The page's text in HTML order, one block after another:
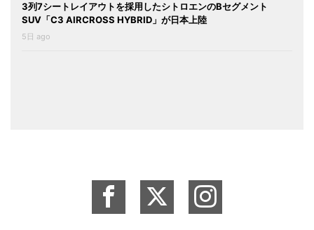
3列7シートレイアウトを採用したシトロエンのBセグメント
SUV「C3 AIRCROSS HYBRID」が日本上陸
5日 ago